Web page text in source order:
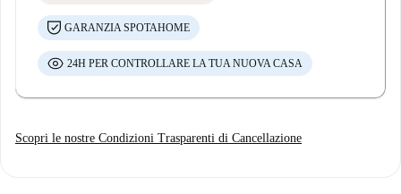
GARANZIA SPOTAHOME
24H PER CONTROLLARE LA TUA NUOVA CASA
Scopri le nostre Condizioni Trasparenti di Cancellazione